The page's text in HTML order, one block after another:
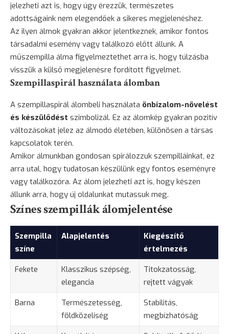
jelezheti azt is, hogy úgy érezzük, természetes
adottságaink nem elegendőek a sikeres megjelenéshez.
Az ilyen álmok gyakran akkor jelentkeznek, amikor fontos
társadalmi esemény vagy találkozó előtt állunk. A
műszempilla álma figyelmeztethet arra is, hogy túlzásba
visszük a külső megjelenésre fordított figyelmet.
Szempillaspirál használata álomban
A szempillaspirál álombeli használata önbizalom-növelést
és készülődést szimbolizál. Ez az álomkép gyakran pozitív
változásokat jelez az álmodó életében, különösen a társas
kapcsolatok terén.
Amikor álmunkban gondosan spirálozzuk szempilláinkat, ez
arra utal, hogy tudatosan készülünk egy fontos eseményre
vagy találkozóra. Az álom jelezheti azt is, hogy készen
állunk arra, hogy új oldalunkat mutassuk meg.
Színes szempillák álomjelentése
Szempilla
színe
Alapjelentés
Kiegészítő
értelmezés
Fekete
Klasszikus szépség,
elegancia
Titokzatosság,
rejtett vágyak
Barna
Természetesség,
földközeliség
Stabilitás,
megbízhatóság